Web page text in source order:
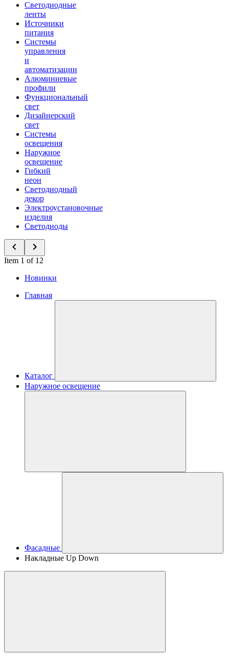
Светодиодные
ленты
Источники
питания
Системы
управления
и
автоматизации
Алюминиевые
профили
Функциональный
свет
Дизайнерский
свет
Системы
освещения
Наружное
освещение
Гибкий
неон
Светодиодный
декор
Электроустановочные
изделия
Светодиоды
Item 1 of 12
Новинки
Главная
Каталог
Наружное освещение
Фасадные
Накладные Up Down